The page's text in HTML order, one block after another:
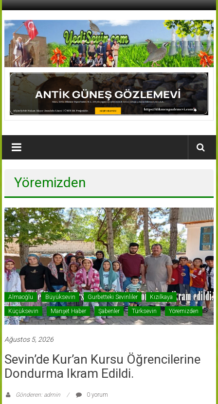
İçeriğe
AFŞİN
YEDİSEVİN
HABER
Köyleri
Haber
Portalı
Yöremizden
Almaoğlu Büyüksevin Gurbetteki Sevinliler Kızılkaya
Küçüksevin Manşet Haber Şabenler Türksevin Yöremizden
Ağustos 5, 2026
Sevin’de Kur’an Kursu Öğrencilerine
Dondurma Ikram Edildi.
Gönderen: admin 0 yorum